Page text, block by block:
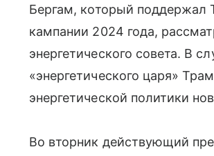
Бергам, который поддержал
кампании 2024 года,
энергетического совета. В
«энергетического царя»
энергетической политики
Во вторник действующий